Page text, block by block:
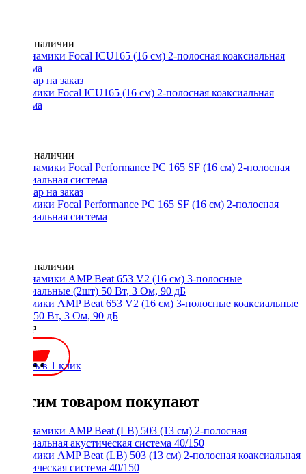
Нет в наличии
Динамики Focal ICU165 (16 см) 2-полосная коаксиальная
система
Нет в наличии
Динамики Focal Performance PC 165 SF (16 см) 2-полосная
коаксиальная система
Нет в наличии
Динамики AMP Beat 653 V2 (16 см) 3-полосные коаксиальные
(2шт) 50 Вт, 3 Ом, 90 дБ
2300 ₽
Купить в 1 клик
С этим товаром покупают
Динамики AMP Beat (LB) 503 (13 см) 2-полосная коаксиальная
акустическая система 40/150